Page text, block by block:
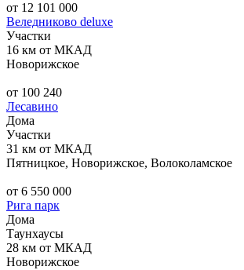
от 12 101 000
Веледниково deluxe
Участки
16 км от МКАД
Новорижское
от 100 240
Лесавино
Дома
Участки
31 км от МКАД
Пятницкое, Новорижское, Волоколамское
от 6 550 000
Рига парк
Дома
Таунхаусы
28 км от МКАД
Новорижское